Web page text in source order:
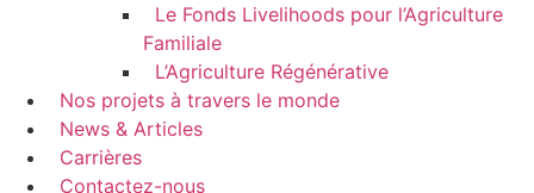
Le Fonds Livelihoods pour l’Agriculture
Familiale
L’Agriculture Régénérative
Nos projets à travers le monde
News & Articles
Carrières
Contactez-nous